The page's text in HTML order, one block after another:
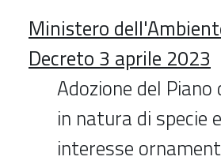
Ministero
Decreto 3 aprile 2023
Adozione del
in natura di specie
interesse